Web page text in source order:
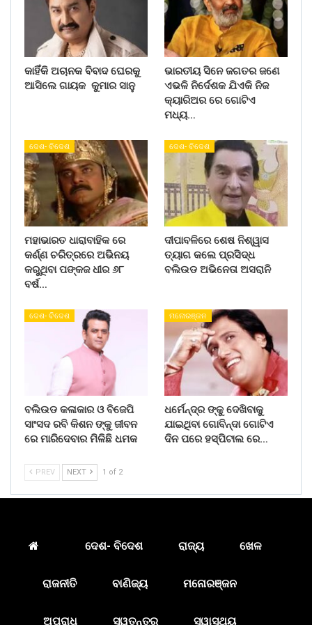
କାହିଁକି ଅଚାନକ ବିବାଦ ଘେରକୁ
ଆସିଲେ ଗାୟକ କୁମାର ସାନୁ
ଭାରତୀୟ ସିନେ ଜଗତର ଜଣେ
ଏଭଳି ନିର୍ଦେଶକ ଯିଏକି ନିଜ
କ୍ୟାରିଅର ରେ ଗୋଟିଏ
ମଧ୍ୟ…
ଦେଶ- ବିଦେଶ
ମହାଭାରତ ଧାରାବାହିକ ରେ
କର୍ଣ୍ଣ ଚରିତ୍ରରେ ଅଭିନୟ
କରୁଥିବା ପଙ୍କଜ ଧୀର ୬୮
ବର୍ଷ…
ଦେଶ- ବିଦେଶ
ଦୀପାବଳିରେ ଶେଷ ନିଶ୍ୱାସ
ତ୍ୟାଗ କଲେ ପ୍ରସିଦ୍ଧ
ବଲିଉଡ ଅଭିନେତା ଅସରାନି
ଦେଶ- ବିଦେଶ
ବଲିଉଡ କଳାକାର ଓ ବିଜେପି
ସାଂସଦ ରବି କିଶନ ଙ୍କୁ ଜୀବନ
ରେ ମାରିଦେବାର ମିଳିଛି ଧମକ
ମନୋରଞ୍ଜନ
ଧର୍ମେନ୍ଦ୍ର ଙ୍କୁ ଦେଖିବାକୁ
ଯାଇଥିବା ଗୋବିନ୍ଦା ଗୋଟିଏ
ଦିନ ପରେ ହସ୍ପିଟାଲ ରେ…
PREV NEXT 1 of 2
ଦେଶ- ବିଦେଶ ରାଜ୍ୟ ଖେଳ
ରାଜନୀତି ବାଣିଜ୍ୟ ମନୋରଞ୍ଜନ
ଅପରାଧ ସ୍ୱତନ୍ତ୍ର ସ୍ୱାସ୍ଥ୍ୟ